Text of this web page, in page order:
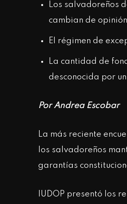
Los salvadoreños
cambian de
El régimen de
La cantidad de
desconocida por
Por Andrea Escobar
La más reciente
los salvadoreños
garantías
IUDOP presentó los